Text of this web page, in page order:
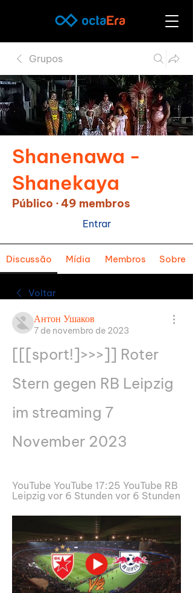
Grupos
Shanenawa -
Shanekaya
Público ·49 membros
Entrar
Discussão Mídia Membros Sobre
Voltar
Антон Ушаков
7 de novembro de 2023
[[[sport!]>>>]] Roter
Stern gegen RB Leipzig
im streaming 7
November 2023
YouTube YouTube 17:25 YouTube RB
Leipzig vor 6 Stunden vor 6 Stunden